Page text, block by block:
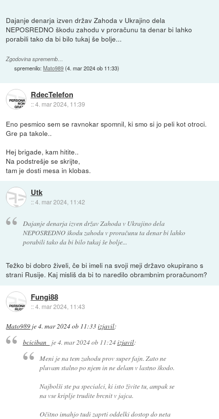
Dajanje denarja izven držav Zahoda v Ukrajino dela
NEPOSREDNO škodu zahodu v proračunu ta denar bi lahko
porabili tako da bi bilo tukaj še bolje...
Zgodovina sprememb…
spremenilo:Mato989(4. mar 2024 ob 11:33)
RdecTelefon
::4. mar 2024, 11:39
Eno pesmico sem se ravnokar spomnil, ki smo si jo peli kot otroci.
Gre pa takole..
Hej brigade, kam hitite..
Na podstrešje se skrijte,
tam je dosti mesa in klobas.
Utk
::4. mar 2024, 11:42
Dajanje denarja izven držav Zahoda v Ukrajino dela
NEPOSREDNO škodu zahodu v proračunu ta denar bi lahko
porabili tako da bi bilo tukaj še bolje...
Težko bi dobro živeli, če bi imeli na svoji meji državo okupirano s
strani Rusije. Kaj misliš da bi to naredilo obrambnim proračunom?
Fungi88
::4. mar 2024, 11:43
Mato989 je4. mar 2024 ob 11:33izjavil:
bciciban_ je4. mar 2024 ob 11:24izjavil:
Meni je na tem zahodu prov super fajn. Zato ne
pluvam stalno po njem in ne delam v lastno škodo.
Najbolši ste pa specialci, ki isto živite tu, ampak se
na vse kriplje trudite brcnit v jajca.
Očitno imahjo tudi zaprti oddelki dostop do neta